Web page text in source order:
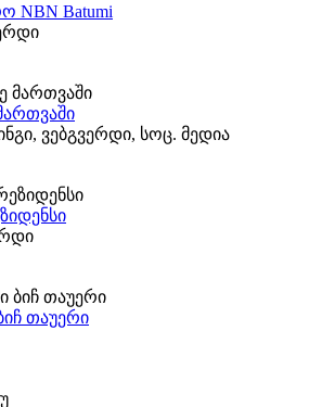
NBN Batumi
ვებგვერდი, სოც. მედია
თაუერი